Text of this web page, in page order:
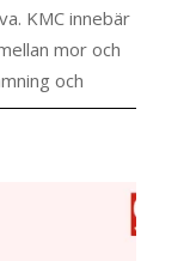
KMC innebär
mor och
och